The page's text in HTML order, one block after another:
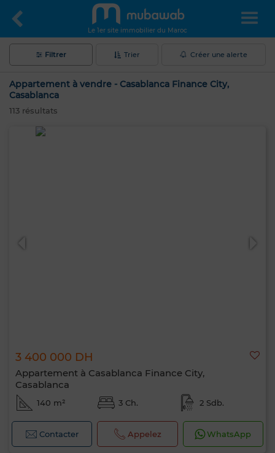
Le 1er site immobilier du Maroc
Filtrer Trier Créer une alerte
Appartement à vendre - Casablanca Finance City,
Casablanca
113 résultats
3 400 000 DH
Appartement à Casablanca Finance City,
Casablanca
140 m² 3 Ch. 2 Sdb.
Contacter Appelez WhatsApp